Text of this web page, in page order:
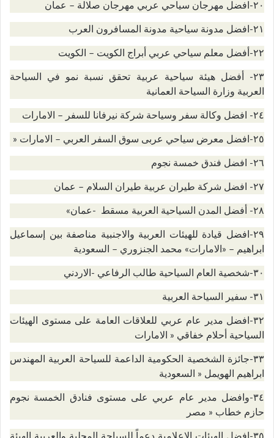
٢٠-افضل مهرجان سياحي عربي مهرجان صلالة – عمان
٢١-افضل مدونة سياحية مدونة المسافرون العرب
٢٢-أفضل معلم سياحي عربي أبراج الكويت – الكويت
٢٣- أفضل هيئة سياحية عربية تحقق نسبة نمو في السياحة
العربية وزارة السياحة العمانية
٢٤- افضل وكالة سفر وسياحة شركة نيرفانا للسفر – الامارات
٢٥-افضل معرض سياحي عربى سوق السفر العربي – الامارات «
٢٦- افضل فندق خمسة نجوم
٢٧- افضل شركة طيران عربية طيران السلام – عمان
٢٨- أفضل المدن السياحية العربية مسقط -عمان»
٢٩-افضل قيادة للهيئات العربية والاجنبية مناصفة بين إسماعيل
ابراهيم – «الامارات» محمد الجنزوري – السعودية
٣٠-شخصية العام السياحية طالب الرفاعي -الاردني
٣١- سفير السياحة العربية
٣٢-افضل مدير عام عربي للعلاقات العامة على مستوى الهيئات
السياحية أحلام خفاقي « الامارات
٣٣-جائزة الشخصية الحكومية الداعمة للسياحة العربية المهندس
ابراهيم الهويمل « السعودية
٣٤-وافضل مدير عام عربي على مستوى فنادق الخمسة نجوم
حازم خطاب « مصر